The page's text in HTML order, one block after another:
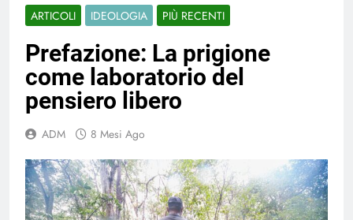
ARTICOLI IDEOLOGIA PIÙ RECENTI
Prefazione: La prigione
come laboratorio del
pensiero libero
ADM 8 Mesi Ago